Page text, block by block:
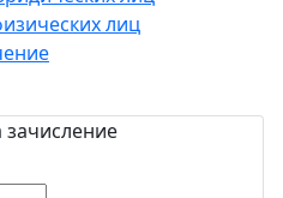
лиц
зачисление